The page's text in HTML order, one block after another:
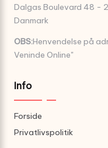
Dalgas Boulevard 48 -
Danmark
OBS:Henvendelse på
Veninde Online"
Info
Forside
Privatlivspolitik